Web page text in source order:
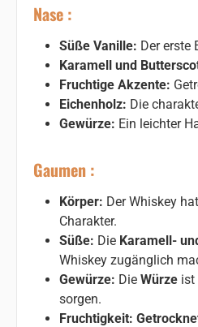
Nase :
Süße Vanille: Der erste
Karamell und
Fruchtige Akzente:
Eichenholz: Die
Gewürze: Ein leichter
Gaumen :
Körper: Der Whiskey
Charakter.
Süße: Die Karamell-
Whiskey zugänglich
Gewürze: Die Würze ist
sorgen.
Fruchtigkeit: